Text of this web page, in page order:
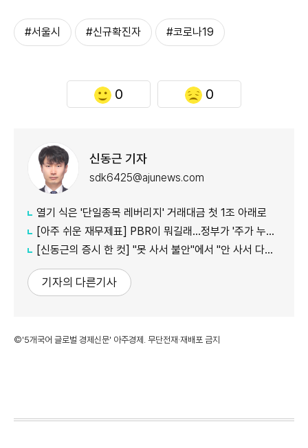
#서울시 #신규확진자 #코로나19
0 0
신동근 기자
sdk6425@ajunews.com
열기 식은 '단일종목 레버리지' 거래대금 첫 1조 아래로
[아주 쉬운 재무제표] PBR이 뭐길래…정부가 '주가 누르기'에 칼 빼든 이유
[신동근의 증시 한 컷] "못 사서 불안"에서 "안 사서 다행"으로…증시 덮친 '조모'
기자의 다른기사
©'5개국어 글로벌 경제신문' 아주경제. 무단전재·재배포 금지